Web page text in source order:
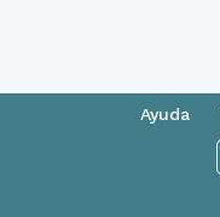
Ayuda